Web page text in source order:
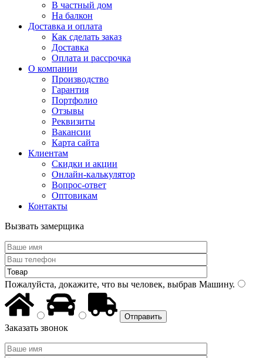
В частный дом
На балкон
Доставка и оплата
Как сделать заказ
Доставка
Оплата и рассрочка
О компании
Производство
Гарантия
Портфолио
Отзывы
Реквизиты
Вакансии
Карта сайта
Клиентам
Скидки и акции
Онлайн-калькулятор
Вопрос-ответ
Оптовикам
Контакты
Вызвать замерщика
Пожалуйста, докажите, что вы человек, выбрав Машину.
Заказать звонок